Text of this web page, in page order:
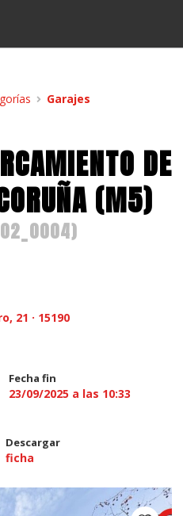
Garajes
DE
(M5)
)
21 · 15190
Fecha fin
23/09/2025 a las 10:33
Descargar
ficha